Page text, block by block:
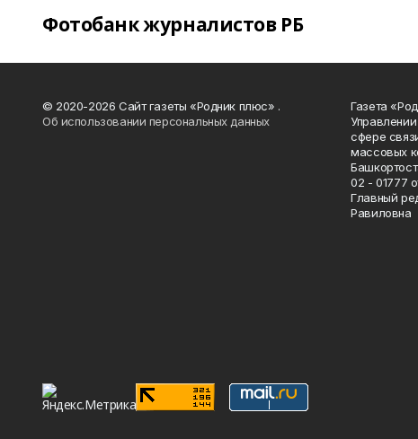
Фотобанк журналистов РБ
© 2020-2026 Сайт газеты «Родник плюс» .
Об использовании персональных данных
Газета
сфере
массовых
02 - 01777
Главный
Равиловна